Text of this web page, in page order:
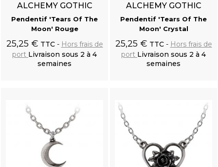
Crâne de Corbeau en Résine 'Corvus Alchemica'
ALCHEMY GOTHIC
Pendentif 'Tears Of The
Moon' Rouge
25,25 € TTC
Hors frais de
port Livraison sous 2 à 4
semaines
ALCHEMY GOTHIC
Pendentif 'Tears Of The
Moon' Crystal
25,25 € TTC
Hors frais de
port Livraison sous 2 à 4
semaines